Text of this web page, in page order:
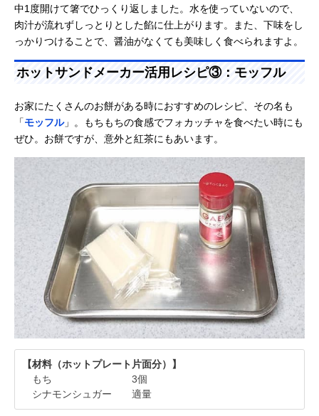
中1度開けて箸でひっくり返しました。水を使っていないので、
肉汁が流れずしっとりとした餡に仕上がります。また、下味をし
っかりつけることで、醤油がなくても美味しく食べられますよ。
ホットサンドメーカー活用レシピ③：モッフル
お家にたくさんのお餅がある時におすすめのレシピ、その名も
「モッフル」。もちもちの食感でフォカッチャを食べたい時にも
ぜひ。お餅ですが、意外と紅茶にもあいます。
【材料（ホットプレート片面分）】
もち 3個
シナモンシュガー 適量